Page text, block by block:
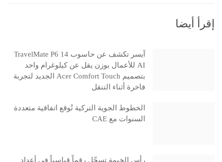
إقرأ أيضا
آيسر تكشف عن حاسوب TravelMate P6 14
AI للأعمال بوزن يقل عن كيلوغرام واحد
بتصميم Acer Comfort Touch الجديد لتجربة
فاخرة أثناء التنقل
الخطوط الجوية التركية تُوقع اتفاقية متعددة
السنوات مع CAE
رأس الخيمة تسجّل رقماً قياسياً في أعداد